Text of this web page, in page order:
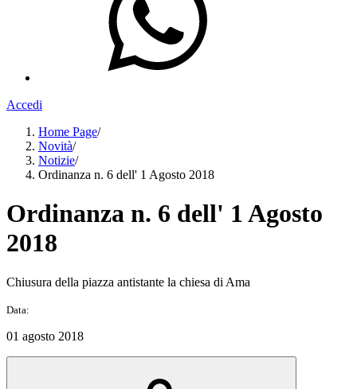
Accedi
Home Page/
Novità/
Notizie/
Ordinanza n. 6 dell' 1 Agosto 2018
Ordinanza n. 6 dell' 1 Agosto
2018
Chiusura della piazza antistante la chiesa di Ama
Data:
01 agosto 2018